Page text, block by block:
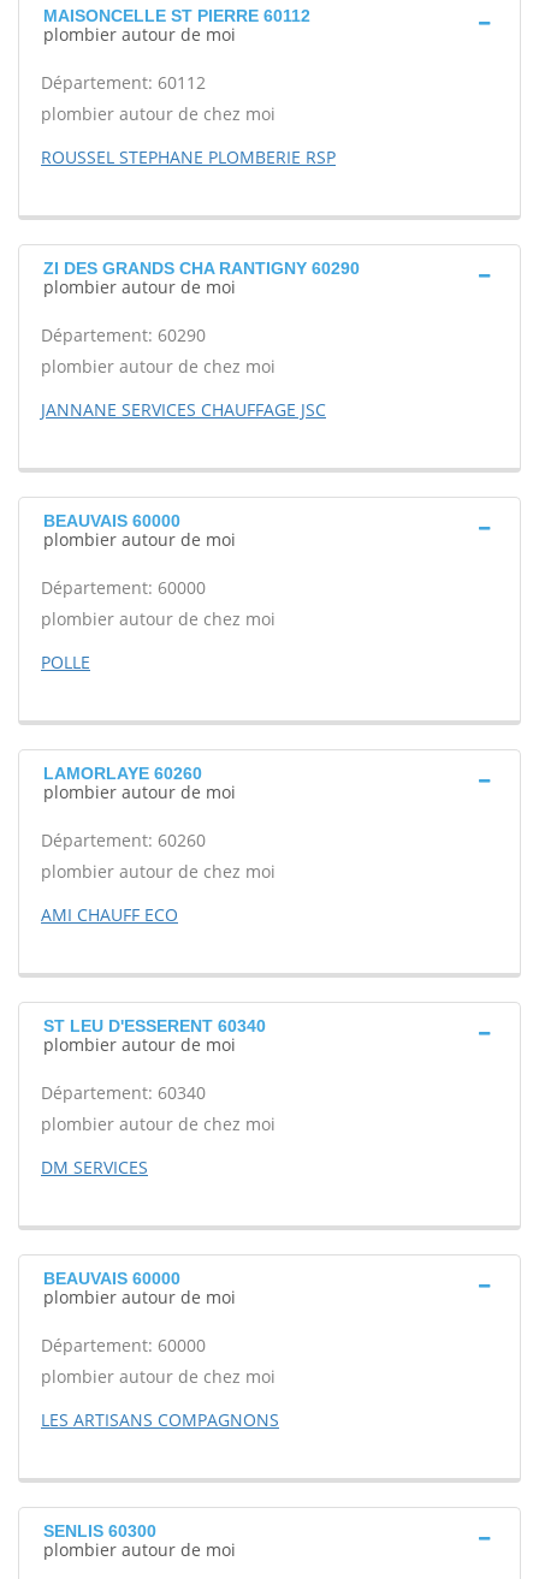
MAISONCELLE ST PIERRE 60112
plombier autour de moi
Département: 60112
plombier autour de chez moi
ROUSSEL STEPHANE PLOMBERIE RSP
ZI DES GRANDS CHA RANTIGNY 60290
plombier autour de moi
Département: 60290
plombier autour de chez moi
JANNANE SERVICES CHAUFFAGE JSC
BEAUVAIS 60000
plombier autour de moi
Département: 60000
plombier autour de chez moi
POLLE
LAMORLAYE 60260
plombier autour de moi
Département: 60260
plombier autour de chez moi
AMI CHAUFF ECO
ST LEU D'ESSERENT 60340
plombier autour de moi
Département: 60340
plombier autour de chez moi
DM SERVICES
BEAUVAIS 60000
plombier autour de moi
Département: 60000
plombier autour de chez moi
LES ARTISANS COMPAGNONS
SENLIS 60300
plombier autour de moi